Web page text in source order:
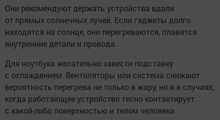
Они рекомендуют держать устройства вдали
от прямых солнечных лучей. Если гаджеты долго
находятся на солнце, они перегреваются, плавятся
внутренние детали и провода.
Для ноутбука желательно завести подставку
с охлаждением. Вентиляторы или система снижают
вероятность перегрева не только в жару, но и в случаях,
когда работающее устройство тесно контактирует
с какой-либо поверхностью и телом человека.